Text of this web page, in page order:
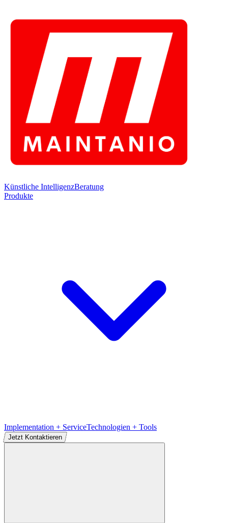
Künstliche IntelligenzBeratung
Produkte
Implementation + ServiceTechnologien + Tools
Jetzt Kontaktieren